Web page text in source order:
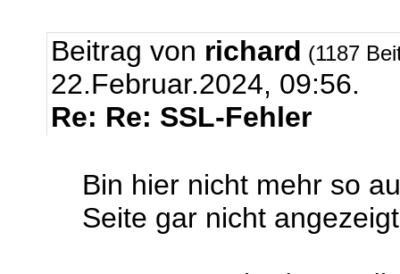
Beitrag von richard (1187
22.Februar.2024, 09:56.
Re: Re: SSL-Fehler
Bin hier nicht mehr so
Seite gar nicht